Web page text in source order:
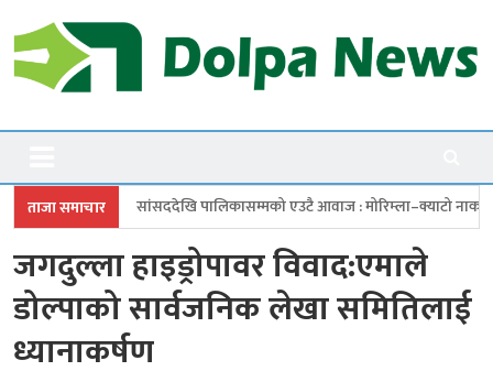
to
content
Dolpanews
ताजा समाचार
पालिकासम्मको एउटै आवाज : मोरिम्ला–क्याटो नाका तत्काल खोल
जगदुल्ला हाइड्रोपावर विवाद:एमाले
डोल्पाको सार्वजनिक लेखा समितिलाई
ध्यानाकर्षण